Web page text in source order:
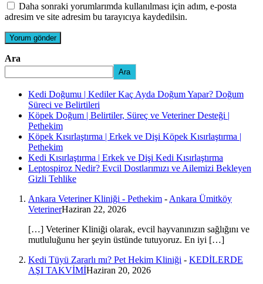
Daha sonraki yorumlarımda kullanılması için adım, e-posta
adresim ve site adresim bu tarayıcıya kaydedilsin.
Ara
Ara
Kedi Doğumu | Kediler Kaç Ayda Doğum Yapar? Doğum
Süreci ve Belirtileri
Köpek Doğum | Belirtiler, Süreç ve Veteriner Desteği |
Pethekim
Köpek Kısırlaştırma | Erkek ve Dişi Köpek Kısırlaştırma |
Pethekim
Kedi Kısırlaştırma | Erkek ve Dişi Kedi Kısırlaştırma
Leptospiroz Nedir? Evcil Dostlarımızı ve Ailemizi Bekleyen
Gizli Tehlike
Ankara Veteriner Kliniği - Pethekim - Ankara Ümitköy
VeterinerHaziran 22, 2026
[…] Veteriner Kliniği olarak, evcil hayvanınızın sağlığını ve
mutluluğunu her şeyin üstünde tutuyoruz. En iyi […]
Kedi Tüyü Zararlı mı? Pet Hekim Kliniği - KEDİLERDE
AŞI TAKVİMİHaziran 20, 2026